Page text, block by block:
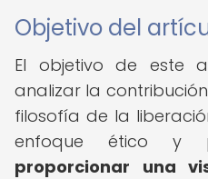
Objetivo del
El objetivo de este
analizar la
filosofía de la
enfoque ético y
proporcionar una